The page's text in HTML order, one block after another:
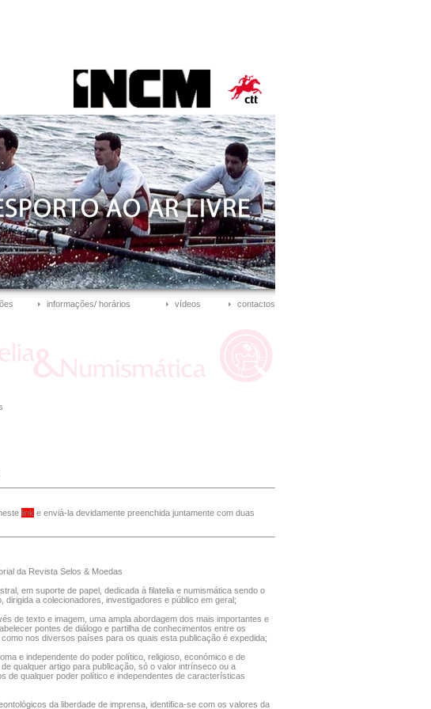
informações/ horários vídeos contactos
link e enviá-la devidamente preenchida juntamente com duas
da Revista Selos & Moedas
em suporte de papel, dedicada à filatelia e numismática sendo o
a colecionadores, investigadores e público em geral;
de texto e imagem, uma ampla abordagem dos mais importantes e
pontes de diálogo e partilha de conhecimentos entre os
nos diversos países para os quais esta publicação é expedida;
e independente do poder político, religioso, económico e de
qualquer artigo para publicação, só o valor intrínseco ou a
de qualquer poder político e independentes de características
da liberdade de imprensa, identifica-se com os valores da